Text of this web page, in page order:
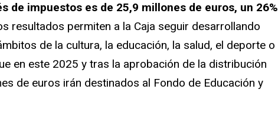
de impuestos es de 25,9 millones de euros, un 26%
resultados permiten a la Caja seguir desarrollando
de la cultura, la educación, la salud, el deporte o
en este 2025 y tras la aprobación de la distribución
de euros irán destinados al Fondo de Educación y